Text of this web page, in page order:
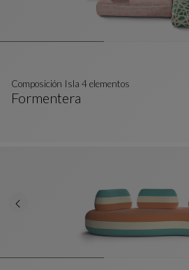
Formentera
Composición Isla 4 elementos